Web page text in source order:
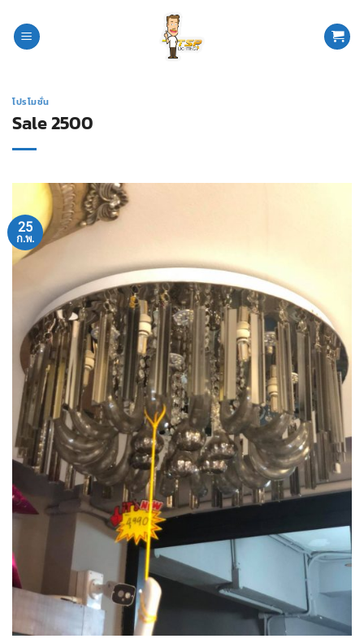
โปรโมชั่น
Sale 2500
25
ก.พ.